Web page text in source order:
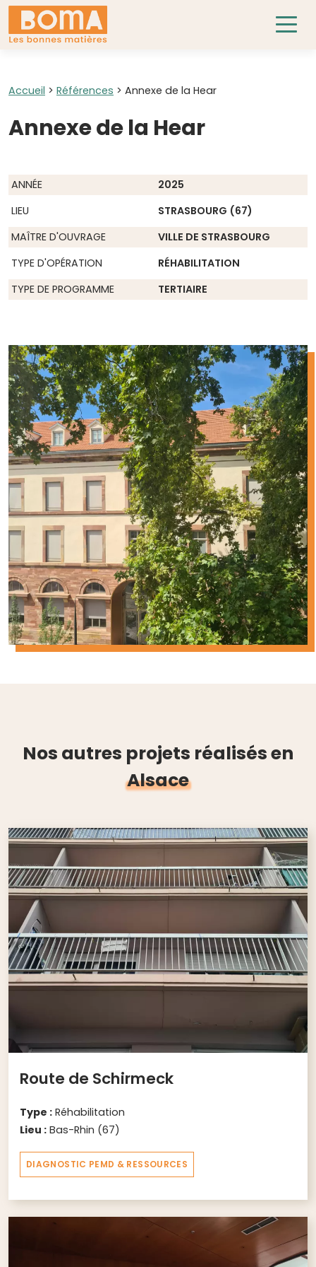
Accueil > Références > Annexe de la Hear
Annexe de la Hear
ANNÉE
2025
LIEU
STRASBOURG (67)
MAÎTRE D'OUVRAGE
VILLE DE STRASBOURG
TYPE D'OPÉRATION
RÉHABILITATION
TYPE DE PROGRAMME
TERTIAIRE
Nos autres projets réalisés en
Alsace
Route de Schirmeck
Type : Réhabilitation
Lieu : Bas-Rhin (67)
DIAGNOSTIC PEMD & RESSOURCES